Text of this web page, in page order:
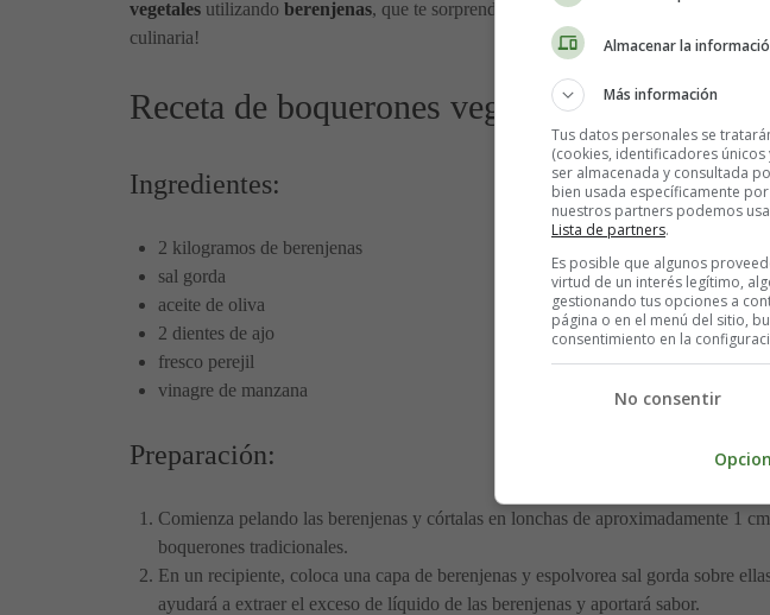
vegetales utilizando berenjenas, que te sorprenderá por su sabor y textura similar a
culinaria!
Receta de boquerones vegetales:
Ingredientes:
2 kilogramos de berenjenas
sal gorda
aceite de oliva
2 dientes de ajo
fresco perejil
vinagre de manzana
Preparación:
Comienza pelando las berenjenas y córtalas en lonchas de aproximadamente 1
boquerones tradicionales.
En un recipiente, coloca una capa de berenjenas y espolvorea sal gorda sobre
ayudará a extraer el exceso de líquido de las berenjenas y aportará sabor.
Almacenar la
Más información
Tus datos personales se
(cookies, identificadores
ser almacenada y consultada
bien usada específicamente
nuestros partners podemos
Lista de partners.
Es posible que algunos
virtud de un interés legítimo,
gestionando tus opciones a
página o en el menú del sitio,
consentimiento en la
No consentir